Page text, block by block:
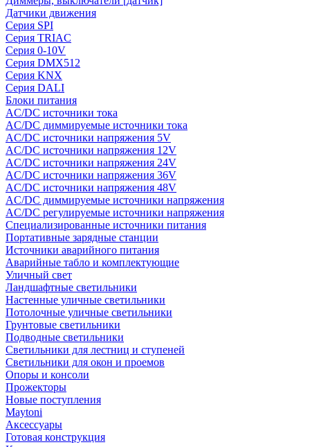
Датчики движения
Серия SPI
Серия TRIAC
Серия 0-10V
Серия DMX512
Серия KNX
Серия DALI
Блоки питания
AC/DC источники тока
AC/DC диммируемые источники тока
AC/DC источники напряжения 5V
AC/DC источники напряжения 12V
AC/DC источники напряжения 24V
AC/DC источники напряжения 36V
AC/DC источники напряжения 48V
AC/DC диммируемые источники напряжения
AC/DC регулируемые источники напряжения
Специализированные источники питания
Портативные зарядные станции
Источники аварийного питания
Аварийные табло и комплектующие
Уличный свет
Ландшафтные светильники
Настенные уличные светильники
Потолочные уличные светильники
Грунтовые светильники
Подводные светильники
Светильники для лестниц и ступеней
Светильники для окон и проемов
Опоры и консоли
Прожекторы
Новые поступления
Maytoni
Аксессуары
Готовая конструкция